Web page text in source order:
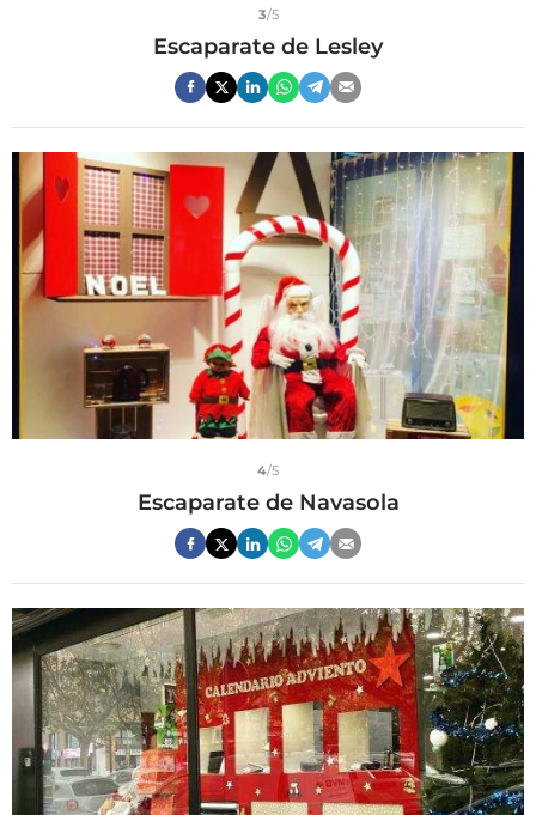
3/5
Escaparate de Lesley
4/5
Escaparate de Navasola